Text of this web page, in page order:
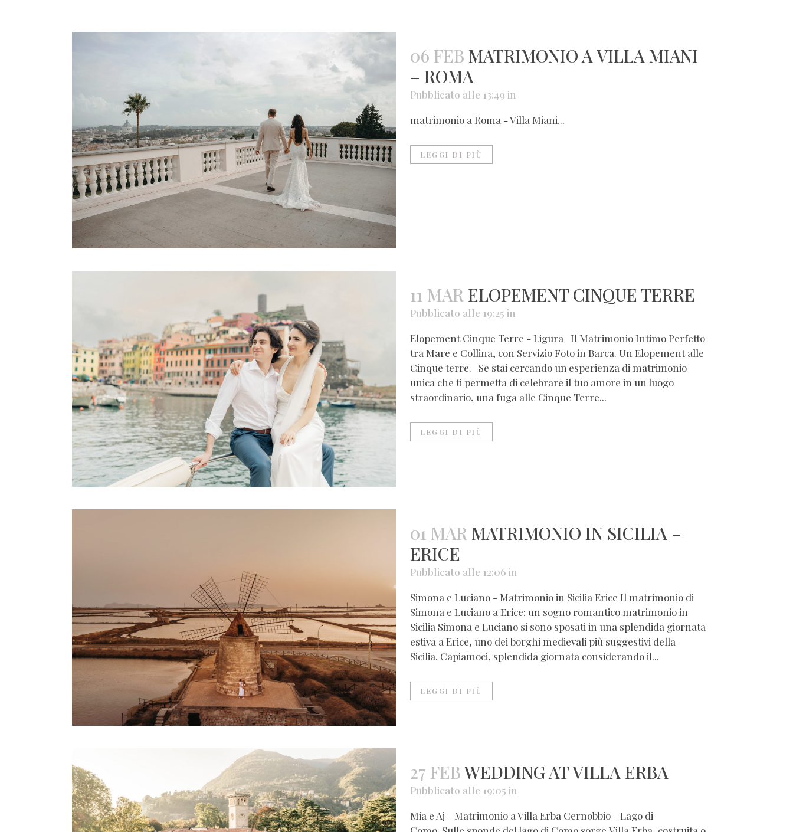
06 FEB MATRIMONIO A VILLA MIANI
– ROMA
Pubblicato alle 13:49 in
matrimonio a Roma - Villa Miani...
LEGGI DI PIÙ
11 MARELOPEMENT CINQUE TERRE
Pubblicato alle 19:25 in
Elopement Cinque Terre - Ligura Il Matrimonio Intimo Perfetto
tra Mare e Collina, con Servizio Foto in Barca. Un Elopement alle
Cinque terre. Se stai cercando un'esperienza di matrimonio
unica che ti permetta di celebrare il tuo amore in un luogo
straordinario, una fuga alle Cinque Terre...
LEGGI DI PIÙ
01 MARMATRIMONIO IN SICILIA –
ERICE
Pubblicato alle 12:06 in
Simona e Luciano - Matrimonio in Sicilia Erice Il matrimonio di
Simona e Luciano a Erice: un sogno romantico matrimonio in
Sicilia Simona e Luciano si sono sposati in una splendida giornata
estiva a Erice, uno dei borghi medievali più suggestivi della
Sicilia. Capiamoci, splendida giornata considerando il...
LEGGI DI PIÙ
27 FEBWEDDING AT VILLA ERBA
Pubblicato alle 19:05 in
Mia e Aj - Matrimonio a Villa Erba Cernobbio - Lago di